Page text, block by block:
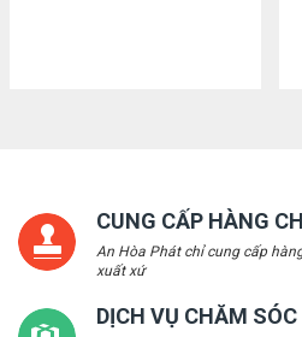
CUNG CẤP HÀNG
An Hòa Phát chỉ cung cấp
xuất xứ
DỊCH VỤ CHĂM